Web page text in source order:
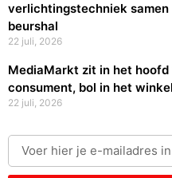
verlichtingstechniek samen
beurshal
22 juli, 2026
MediaMarkt zit in het hoofd
consument, bol in het
22 juli, 2026